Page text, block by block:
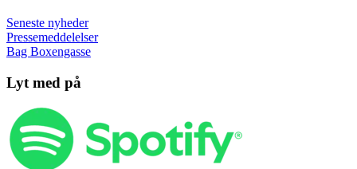
Seneste nyheder
Pressemeddelelser
Bag Boxengasse
Lyt med på